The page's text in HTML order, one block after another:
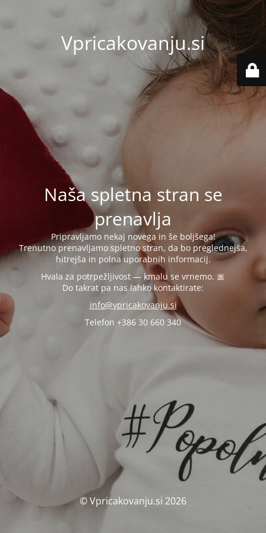
Vpricakovanju.si
Naša spletna stran se
prenavlja
Pripravljamo nekaj novega in še boljšega!
Trenutno prenavljamo spletno stran, da bo preglednejša,
hitrejša in polna uporabnih informacij.
Hvala za potrpežljivost — kmalu se vrnemo. 🎀
Do takrat pa nas lahko kontaktirate:
info@vpricakovanju.si
Telefon +386 30 660 340
© Vpricakovanju.si 2026